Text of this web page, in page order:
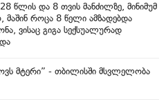
წლის და 8 თვის მანძილზე, მინიმუმ
როცა 8 წელი ამზადებდა
ვისაც გიგა სექსუალურად
მტერი” - თბილისში მსვლელობა